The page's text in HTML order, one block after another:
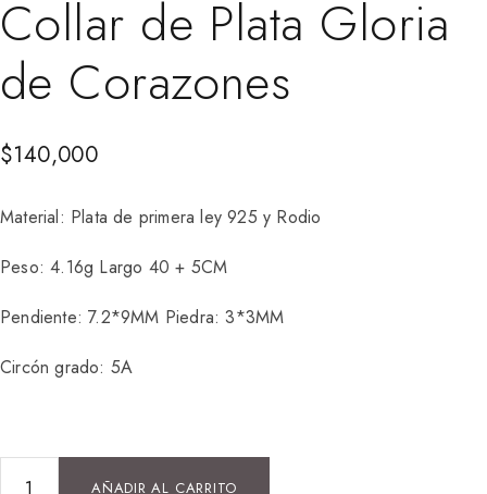
Collar de Plata Gloria
de Corazones
$140,000
Material: Plata de primera ley 925 y Rodio
Peso: 4.16g Largo 40 + 5CM
Pendiente: 7.2*9MM Piedra: 3*3MM
Circón grado: 5A
AÑADIR AL CARRITO